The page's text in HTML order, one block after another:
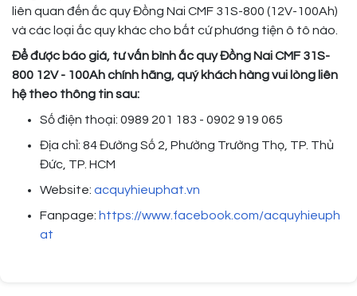
liên quan đến ắc quy Đồng Nai CMF 31S-800 (12V-100Ah)
và các loại ắc quy khác cho bất cứ phương tiện ô tô nào.
Để được báo giá, tư vấn bình ắc quy Đồng Nai CMF 31S-
800 12V - 100Ah chính hãng, quý khách hàng vui lòng liên
hệ theo thông tin sau:
Số điện thoại: 0989 201 183 - 0902 919 065
Địa chỉ: 84 Đường Số 2, Phường Trường Thọ, TP. Thủ
Đức, TP. HCM
Website: acquyhieuphat.vn
Fanpage: https://www.facebook.com/acquyhieuph
at